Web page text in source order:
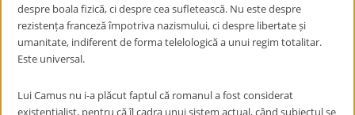
despre boala fizică, ci despre cea sufletească. Nu este despre
rezistența franceză împotriva nazismului, ci despre libertate și
umanitate, indiferent de forma telelologică a unui regim totalitar.
Este universal.
Lui Camus nu i-a plăcut faptul că romanul a fost considerat
existențialist, pentru că îl cadra unui sistem actual, când subiectul se